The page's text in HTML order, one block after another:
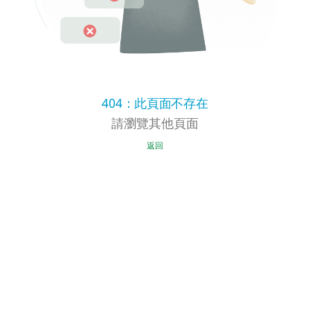
404：此頁面不存在
請瀏覽其他頁面
返回